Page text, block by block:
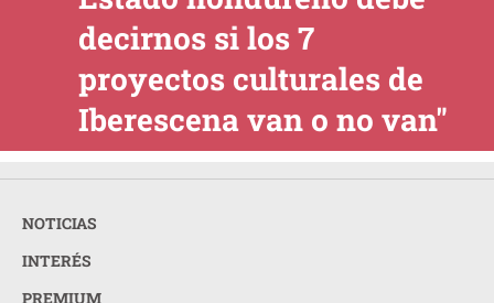
decirnos si los 7
proyectos culturales de
Iberescena van o no van"
NOTICIAS
INTERÉS
PREMIUM